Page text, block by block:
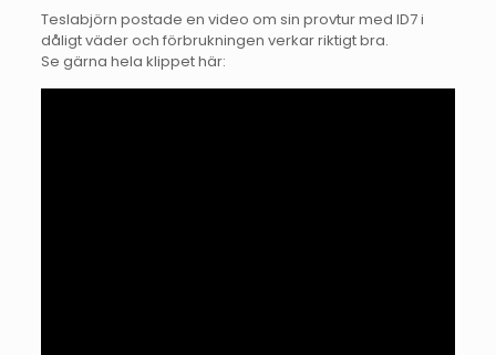
Teslabjörn postade en video om sin provtur med ID7 i
dåligt väder och förbrukningen verkar riktigt bra.
Se gärna hela klippet här: